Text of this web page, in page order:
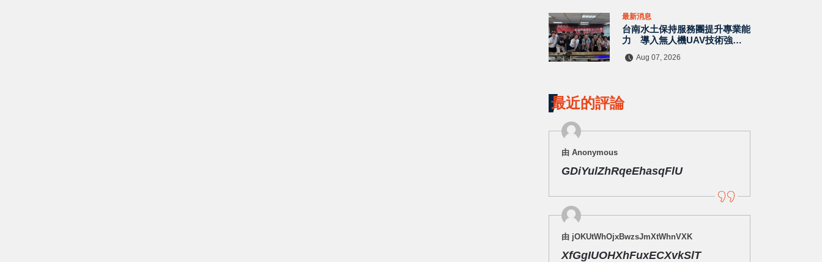
最新消息
台南水土保持服務團提升專業能
力 導入無人機UAV技術強化
Aug 07, 2026
最近的評論
由 Anonymous
GDiYulZhRqeEhasqFlU
由 jOKUtWhOjxBwzsJmXtWhnVXK
XfGgIUOHXhFuxECXvkSlT